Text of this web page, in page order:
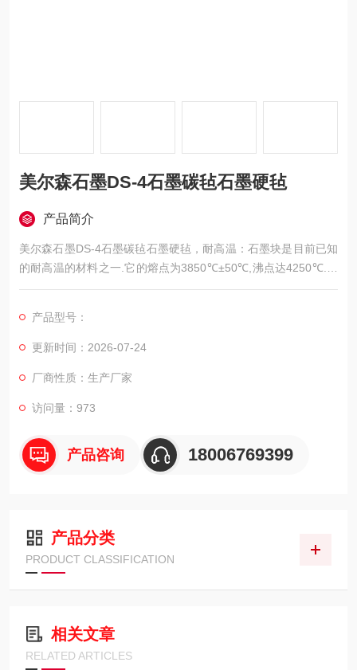
美尔森石墨DS-4石墨碳毡石墨硬毡
产品简介
美尔森石墨DS-4石墨碳毡石墨硬毡，耐高温：石墨块是目前已知
的耐高温的材料之一.它的熔点为3850℃±50℃,沸点达4250℃.它
在7000℃超高温电弧下10S,石墨的损失小,按重量计石墨损失0.
产品型号：
更新时间：2026-07-24
厂商性质：生产厂家
访问量：973
产品咨询 18006769399
产品分类
PRODUCT CLASSIFICATION
相关文章
RELATED ARTICLES